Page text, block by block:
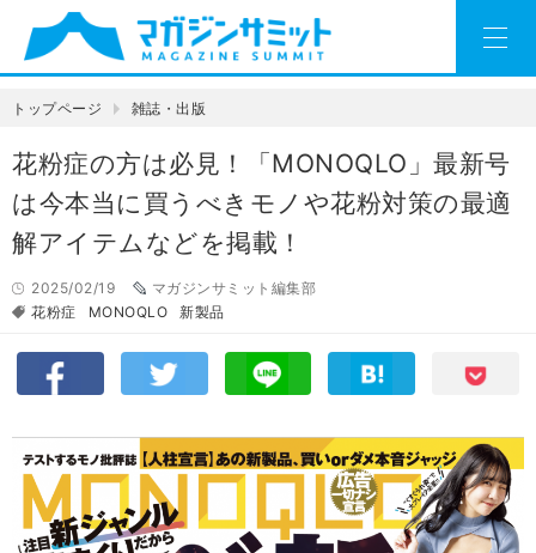
トップページ 雑誌・出版
花粉症の方は必見！「MONOQLO」最新号
は今本当に買うべきモノや花粉対策の最適
解アイテムなどを掲載！
2025/02/19
マガジンサミット編集部
花粉症
MONOQLO 新製品